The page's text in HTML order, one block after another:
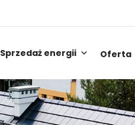
Sprzedaż energii Oferta